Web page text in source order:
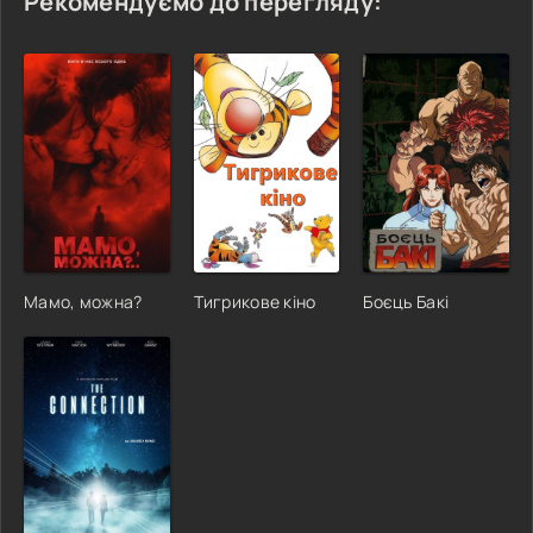
Мамо, можна? Тигрикове кіно Боєць Бакі